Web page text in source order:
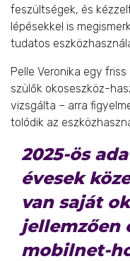
feszültségek, és
lépésekkel is
tudatos
Pelle Veronika egy
szülők okoseszköz-
vizsgálta – arra
tolódik az
2025-ös
évesek
van saját
jellemzően
mobilnet-